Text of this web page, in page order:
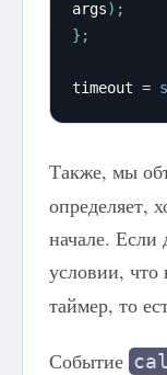
args) ;
} ;
timeout =
Также, мы
определяет,
начале. Если
условии, что
таймер, то
Событие